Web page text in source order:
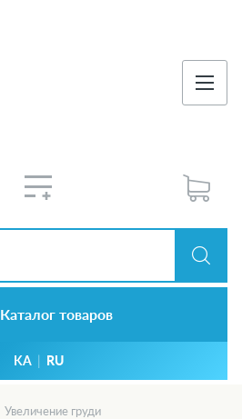
Каталог товаров
KA | RU
Увеличение груди